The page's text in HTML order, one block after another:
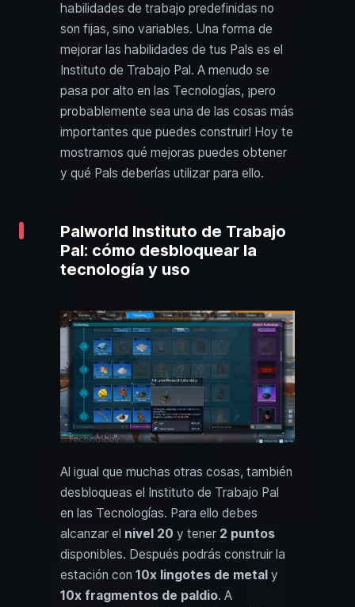
habilidades de trabajo predefinidas no
son fijas, sino variables. Una forma de
mejorar las habilidades de tus Pals es el
Instituto de Trabajo Pal. A menudo se
pasa por alto en las Tecnologías, ¡pero
probablemente sea una de las cosas más
importantes que puedes construir! Hoy te
mostramos qué mejoras puedes obtener
y qué Pals deberías utilizar para ello.
Palworld Instituto de Trabajo
Pal: cómo desbloquear la
tecnología y uso
Al igual que muchas otras cosas, también
desbloqueas el Instituto de Trabajo Pal
en las Tecnologías. Para ello debes
alcanzar el nivel 20 y tener 2 puntos
disponibles. Después podrás construir la
estación con 10x lingotes de metal y
10x fragmentos de paldio. A